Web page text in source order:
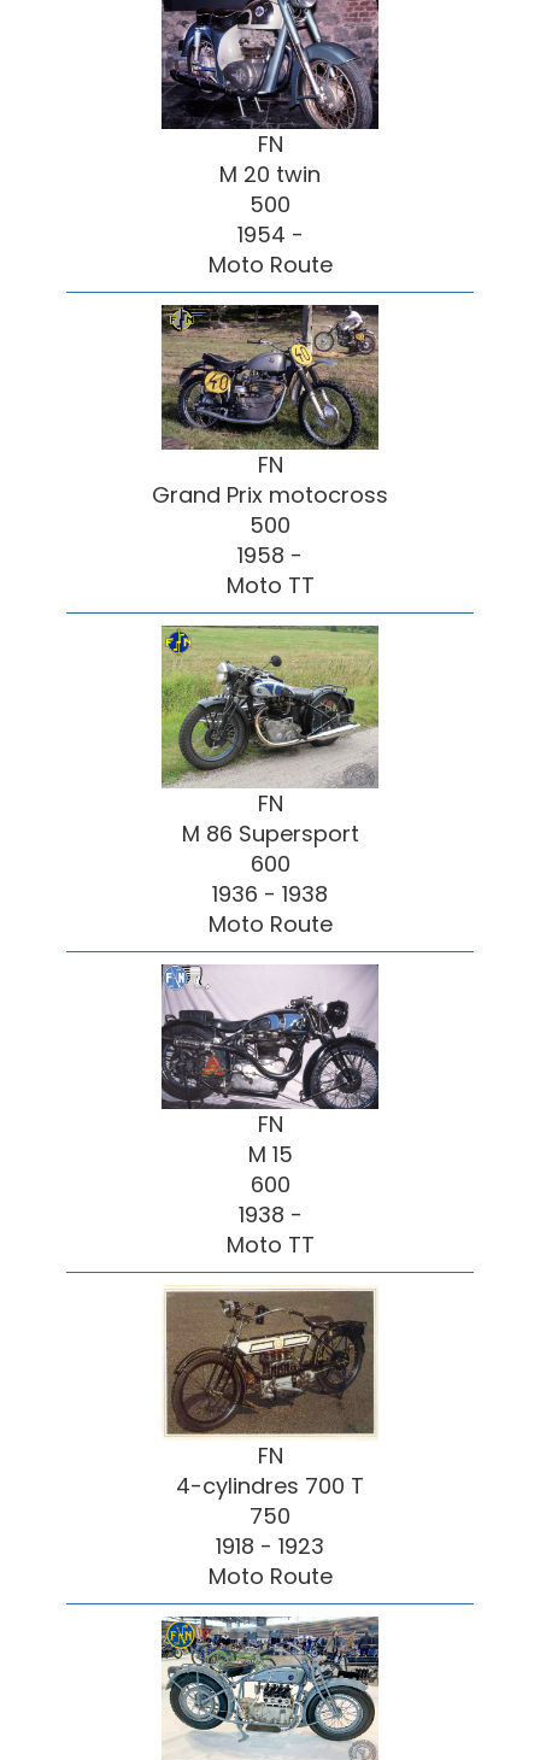
FN
M 20 twin
500
1954 -
Moto Route
FN
Grand Prix motocross
500
1958 -
Moto TT
FN
M 86 Supersport
600
1936 - 1938
Moto Route
FN
M 15
600
1938 -
Moto TT
FN
4-cylindres 700 T
750
1918 - 1923
Moto Route